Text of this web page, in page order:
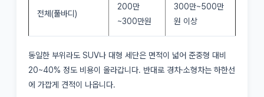
전체(풀바디)
200만
~300만원
300만~500만
원 이상
동일한 부위라도 SUV나 대형 세단은 면적이 넓어 준중형 대비
20~40% 정도 비용이 올라갑니다. 반대로 경차·소형차는 하한선
에 가깝게 견적이 나옵니다.